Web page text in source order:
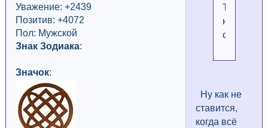
Уважение: +2439
Позитив: +4072
Пол: Мужской
Знак Зодиака:
Значок:
Тож
не
ставится
Ну как не
ставится,
когда всё